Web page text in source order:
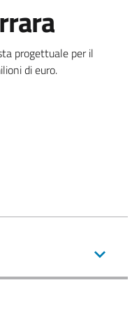
progettuale per il
di euro.